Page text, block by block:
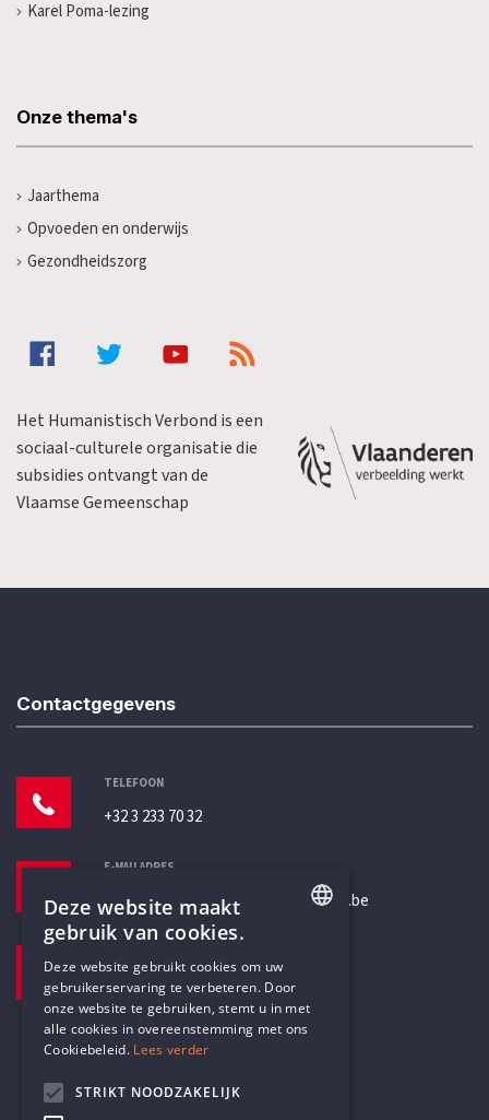
Karel Poma-lezing
Onze thema's
Jaarthema
Opvoeden en onderwijs
Gezondheidszorg
Het Humanistisch Verbond is een
sociaal-culturele organisatie die
subsidies ontvangt van de
Vlaamse Gemeenschap
Contactgegevens
TELEFOON
+32 3 233 70 32
E-MAILADRES
secretariaat@humanistischverbond.be
Pottenbrug 4
Antwerpen, 2000
DUTCH
Deze website maakt
gebruik van cookies.
Deze website gebruikt cookies om uw
gebruikerservaring te verbeteren. Door
onze website te gebruiken, stemt u in met
alle cookies in overeenstemming met ons
Cookiebeleid. Lees verder
STRIKT NOODZAKELIJK